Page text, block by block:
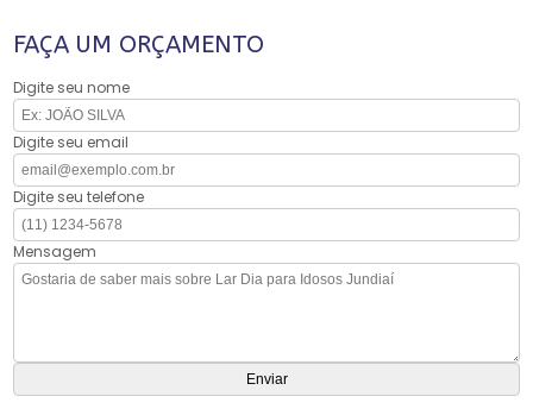
FAÇA UM ORÇAMENTO
Digite seu nome
Digite seu email
Digite seu telefone
Mensagem